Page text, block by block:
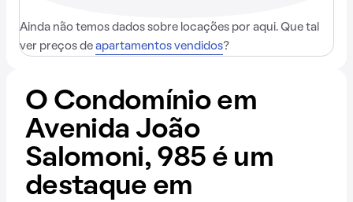
Ainda não temos dados sobre locações por aqui. Que tal
ver preços de apartamentos vendidos?
O Condomínio em
Avenida João
Salomoni, 985 é um
destaque em